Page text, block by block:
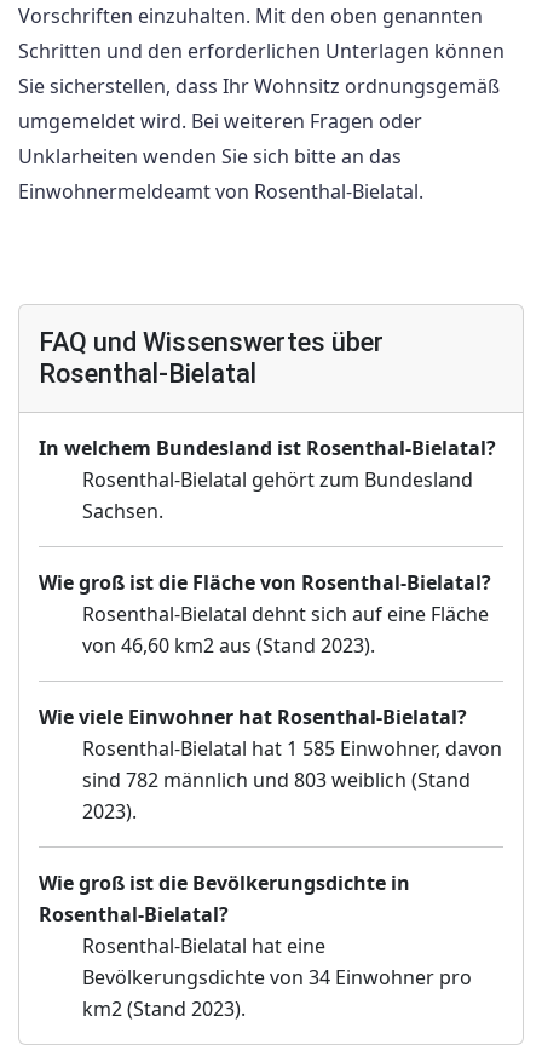
Vorschriften einzuhalten. Mit den oben genannten
Schritten und den erforderlichen Unterlagen können
Sie sicherstellen, dass Ihr Wohnsitz ordnungsgemäß
umgemeldet wird. Bei weiteren Fragen oder
Unklarheiten wenden Sie sich bitte an das
Einwohnermeldeamt von Rosenthal-Bielatal.
FAQ und Wissenswertes über
Rosenthal-Bielatal
In welchem Bundesland ist Rosenthal-Bielatal?
Rosenthal-Bielatal gehört zum Bundesland
Sachsen.
Wie groß ist die Fläche von Rosenthal-Bielatal?
Rosenthal-Bielatal dehnt sich auf eine Fläche
von 46,60 km2 aus (Stand 2023).
Wie viele Einwohner hat Rosenthal-Bielatal?
Rosenthal-Bielatal hat 1 585 Einwohner, davon
sind 782 männlich und 803 weiblich (Stand
2023).
Wie groß ist die Bevölkerungsdichte in
Rosenthal-Bielatal?
Rosenthal-Bielatal hat eine
Bevölkerungsdichte von 34 Einwohner pro
km2 (Stand 2023).